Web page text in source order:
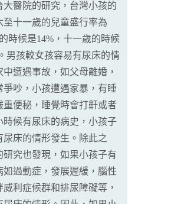
大醫院的研究，台灣小孩的
至十一歲的兒童盛行率為
時候是14%，十一歲的時候
男孩較女孩容易有尿床的情
遭遇事故，如父母離婚，
爭吵，小孩遭遇家暴，有睡
重便秘，睡覺時會打鼾或者
時候有尿床的病史，小孩子
尿床的情形發生。除此之
研究也發現，如果小孩子有
如過動症，發展遲緩，腦性
威利症候群和排尿障礙等，